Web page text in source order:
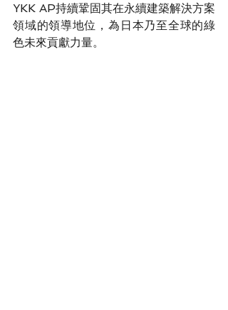
YKK AP持續鞏固其在永續建築解決方案
領域的領導地位，為日本乃至全球的綠
色未來貢獻力量。